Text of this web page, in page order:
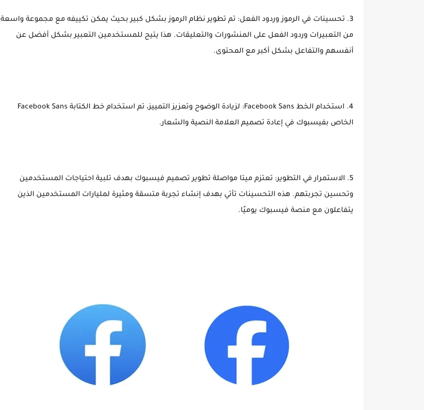
3. تحسينات في الرموز وردود الفعل: تم تطوير نظام الرموز بشكل كبير بحيث يمكن تكييفه مع مجموعة واسعة
من التعبيرات وردود الفعل على المنشورات والتعليقات. هذا يتيح للمستخدمين التعبير بشكل أفضل عن
أنفسهم والتفاعل بشكل أكبر مع المحتوى.
4. استخدام الخط Facebook Sans: لزيادة الوضوح وتعزيز التمييز، تم استخدام خط الكتابة Facebook Sans
الخاص بفيسبوك في إعادة تصميم العلامة النصية والشعار.
5. الاستمرار في التطوير: تعتزم ميتا مواصلة تطوير تصميم فيسبوك بهدف تلبية احتياجات المستخدمين
وتحسين تجربتهم. هذه التحسينات تأتي بهدف إنشاء تجربة متسقة ومثيرة لمليارات المستخدمين الذين
يتفاعلون مع منصة فيسبوك يوميًا.